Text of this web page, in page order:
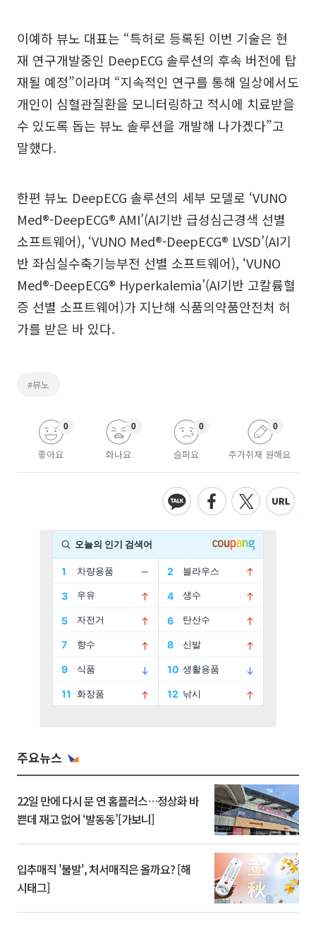
이예하 뷰노 대표는 “특허로 등록된 이번 기술은 현
재 연구개발중인 DeepECG 솔루션의 후속 버전에 탑
재될 예정”이라며 “지속적인 연구를 통해 일상에서도
개인이 심혈관질환을 모니터링하고 적시에 치료받을
수 있도록 돕는 뷰노 솔루션을 개발해 나가겠다”고
말했다.
한편 뷰노 DeepECG 솔루션의 세부 모델로 ‘VUNO
Med®-DeepECG® AMI’(AI기반 급성심근경색 선별
소프트웨어), ‘VUNO Med®-DeepECG® LVSD’(AI기
반 좌심실수축기능부전 선별 소프트웨어), ‘VUNO
Med®-DeepECG® Hyperkalemia’(AI기반 고칼륨혈
증 선별 소프트웨어)가 지난해 식품의약품안전처 허
가를 받은 바 있다.
#뷰노
좋아요
0
화나요
0
슬퍼요
0
추가취재 원해요
0
주요뉴스
22일 만에 다시 문 연 홈플러스…정상화 바
쁜데 재고 없어 ‘발동동’[가보니]
입추매직 '불발', 처서매직은 올까요? [해
시태그]